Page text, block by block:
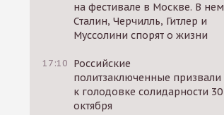
на фестивале в Москве. В нем
Сталин, Черчилль, Гитлер и
Муссолини спорят о жизни
17:10 Российские
политзаключенные призвали
к голодовке солидарности 30
октября